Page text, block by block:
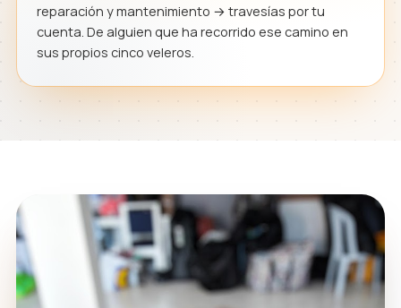
reparación y mantenimiento → travesías por tu
cuenta. De alguien que ha recorrido ese camino en
sus propios cinco veleros.